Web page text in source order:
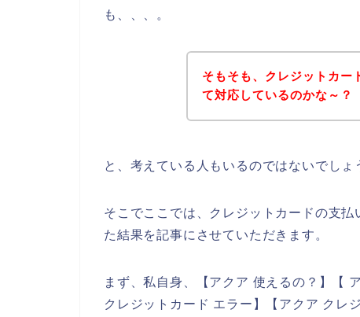
も、、、。
そもそも、クレジットカー
て対応しているのかな～？
と、考えている人もいるのではないでしょ
そこでここでは、クレジットカードの支
た結果を記事にさせていただきます。
まず、私自身、【アクア 使えるの？】【
クレジットカード エラー】【アクア ク